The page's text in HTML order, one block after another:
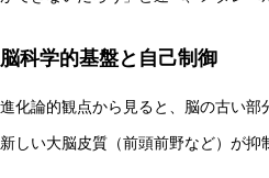
脳科学的基盤と自己制御
進化論的観点から見ると、脳の古い
新しい大脳皮質（前頭前野など）が